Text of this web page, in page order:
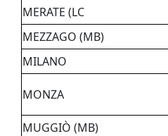
MERATE (LC
MEZZAGO (MB)
MILANO
MONZA
MUGGIÒ (MB)